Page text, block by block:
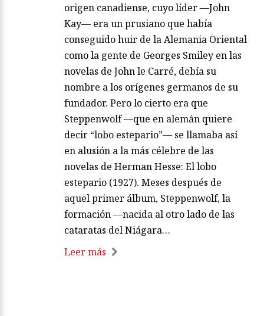
origen canadiense, cuyo líder —John
Kay— era un prusiano que había
conseguido huir de la Alemania Oriental
como la gente de Georges Smiley en las
novelas de John le Carré, debía su
nombre a los orígenes germanos de su
fundador. Pero lo cierto era que
Steppenwolf —que en alemán quiere
decir “lobo estepario”— se llamaba así
en alusión a la más célebre de las
novelas de Herman Hesse: El lobo
estepario (1927). Meses después de
aquel primer álbum, Steppenwolf, la
formación —nacida al otro lado de las
cataratas del Niágara…
Leer más